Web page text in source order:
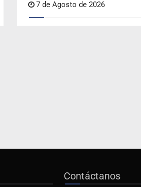
7 de Agosto de 2026
Contáctanos